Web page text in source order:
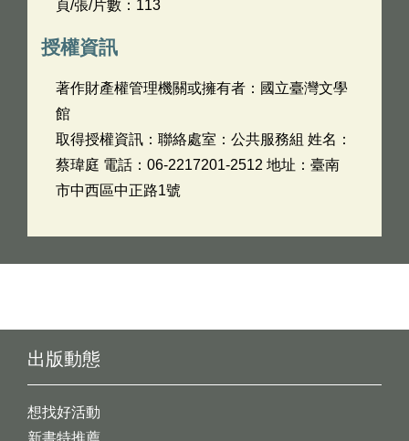
頁/張/片數：113
授權資訊
著作財產權管理機關或擁有者：國立臺灣文學
館
取得授權資訊：聯絡處室：公共服務組 姓名：
蔡瑋庭 電話：06-2217201-2512 地址：臺南
市中西區中正路1號
出版動態
想找好活動
新書特推薦